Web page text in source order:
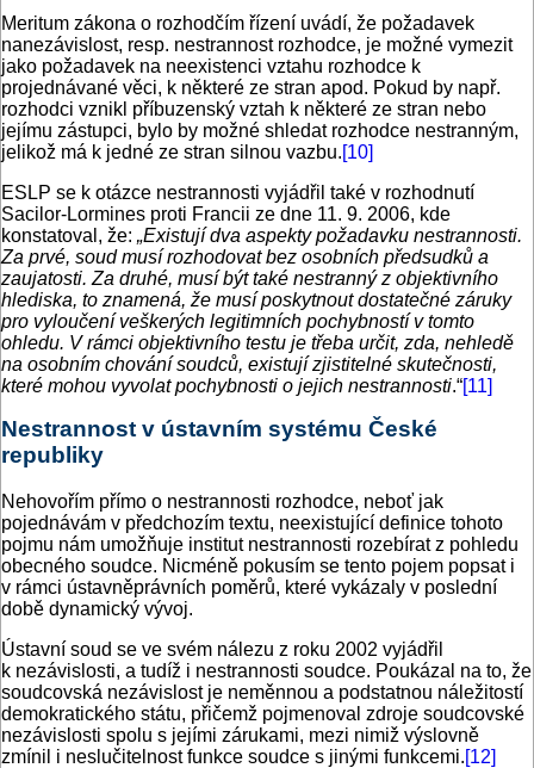
Meritum zákona o rozhodčím řízení uvádí, že požadavek
nanezávislost, resp. nestrannost rozhodce, je možné vymezit
jako požadavek na neexistenci vztahu rozhodce k
projednávané věci, k některé ze stran apod. Pokud by např.
rozhodci vznikl příbuzenský vztah k některé ze stran nebo
jejímu zástupci, bylo by možné shledat rozhodce nestranným,
jelikož má k jedné ze stran silnou vazbu.[10]
ESLP se k otázce nestrannosti vyjádřil také v rozhodnutí
Sacilor-Lormines proti Francii ze dne 11. 9. 2006, kde
konstatoval, že: „Existují dva aspekty požadavku nestrannosti.
Za prvé, soud musí rozhodovat bez osobních předsudků a
zaujatosti. Za druhé, musí být také nestranný z objektivního
hlediska, to znamená, že musí poskytnout dostatečné záruky
pro vyloučení veškerých legitimních pochybností v tomto
ohledu. V rámci objektivního testu je třeba určit, zda, nehledě
na osobním chování soudců, existují zjistitelné skutečnosti,
které mohou vyvolat pochybnosti o jejich nestrannosti.“[11]
Nestrannost v ústavním systému České
republiky
Nehovořím přímo o nestrannosti rozhodce, neboť jak
pojednávám v předchozím textu, neexistující definice tohoto
pojmu nám umožňuje institut nestrannosti rozebírat z pohledu
obecného soudce. Nicméně pokusím se tento pojem popsat i
v rámci ústavněprávních poměrů, které vykázaly v poslední
době dynamický vývoj.
Ústavní soud se ve svém nálezu z roku 2002 vyjádřil
k nezávislosti, a tudíž i nestrannosti soudce. Poukázal na to, že
soudcovská nezávislost je neměnnou a podstatnou náležitostí
demokratického státu, přičemž pojmenoval zdroje soudcovské
nezávislosti spolu s jejími zárukami, mezi nimiž výslovně
zmínil i neslučitelnost funkce soudce s jinými funkcemi.[12]